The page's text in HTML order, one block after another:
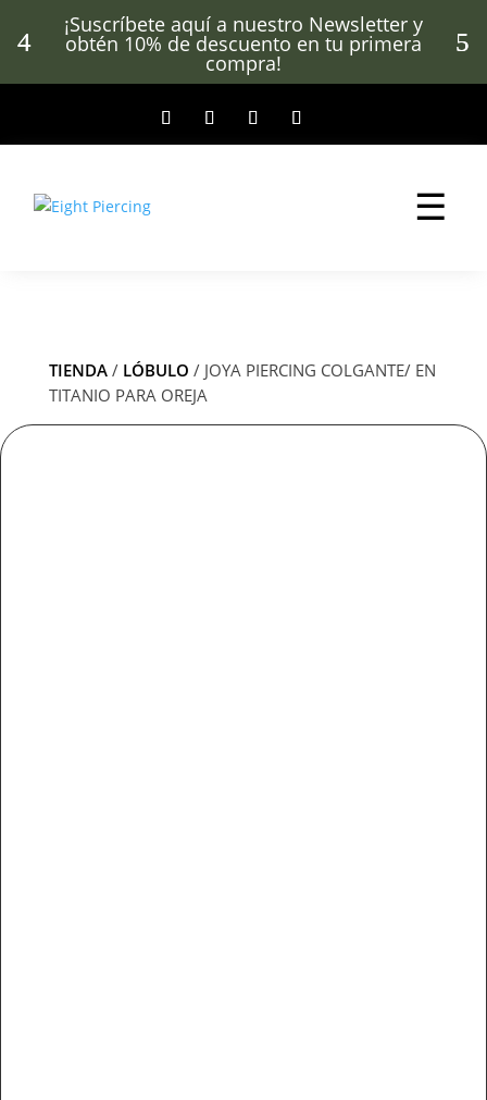
¡Suscríbete aquí a nuestro Newsletter y
obtén 10% de descuento en tu primera
compra!
☰
TIENDA/ LÓBULO / JOYA PIERCING COLGANTE/ EN
TITANIO PARA OREJA